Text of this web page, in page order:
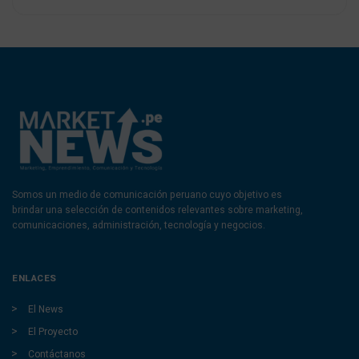
Somos un medio de comunicación peruano cuyo objetivo es
brindar una selección de contenidos relevantes sobre marketing,
comunicaciones, administración, tecnología y negocios.
ENLACES
El News
El Proyecto
Contáctanos